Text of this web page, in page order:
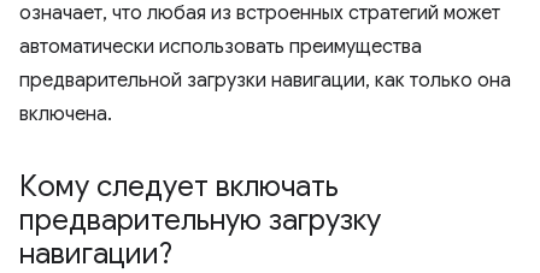
означает, что любая из встроенных стратегий может
автоматически использовать преимущества
предварительной загрузки навигации, как только она
включена.
Кому следует включать
предварительную загрузку
навигации?